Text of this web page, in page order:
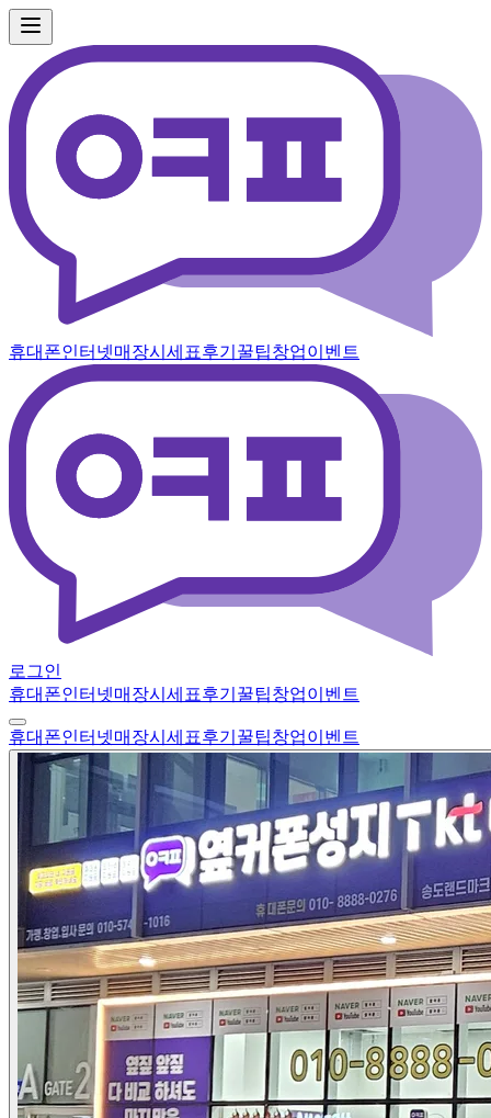
휴대폰인터넷매장시세표후기 꿀팁창업이벤트
로그인
휴대폰인터넷매장시세표후기 꿀팁창업이벤트
휴대폰인터넷매장시세표후기 꿀팁창업이벤트